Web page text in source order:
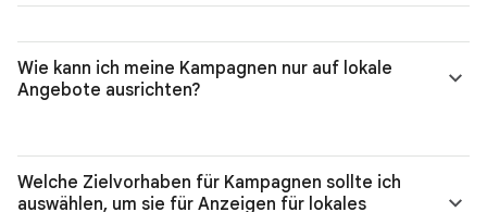
Wie kann ich meine Kampagnen nur auf lokale
Angebote ausrichten?
Welche Zielvorhaben für Kampagnen sollte ich
auswählen, um sie für Anzeigen für lokales